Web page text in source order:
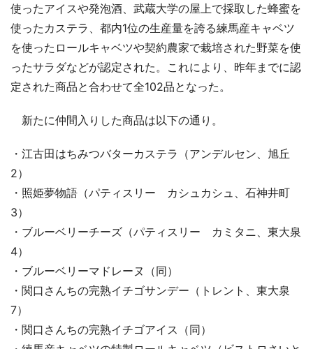
使ったアイスや発泡酒、武蔵大学の屋上で採取した蜂蜜を
使ったカステラ、都内1位の生産量を誇る練馬産キャベツ
を使ったロールキャベツや契約農家で栽培された野菜を使
ったサラダなどが認定された。これにより、昨年までに認
定された商品と合わせて全102品となった。
新たに仲間入りした商品は以下の通り。
・江古田はちみつバターカステラ（アンデルセン、旭丘
2）
・照姫夢物語（パティスリー カシュカシュ、石神井町
3）
・ブルーベリーチーズ（パティスリー カミタニ、東大泉
4）
・ブルーベリーマドレーヌ（同）
・関口さんちの完熟イチゴサンデー（トレント、東大泉
7）
・関口さんちの完熟イチゴアイス（同）